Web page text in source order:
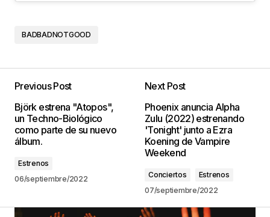
BADBADNOTGOOD
Previous Post
Björk estrena "Atopos",
un Techno-Biológico
como parte de su nuevo
álbum.
Estrenos
06/septiembre/2022
Next Post
Phoenix anuncia Alpha
Zulu (2022) estrenando
'Tonight' junto a Ezra
Koening de Vampire
Weekend
Conciertos
Estrenos
07/septiembre/2022